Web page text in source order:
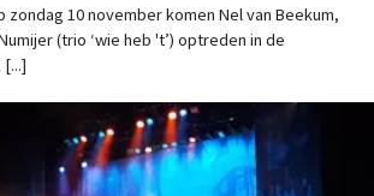
zondag 10 november komen Nel van Beekum,
(trio ‘wie heb 't’) optreden in de